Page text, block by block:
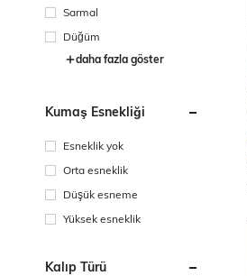
Sarmal
Düğüm
daha fazla göster
Kumaş Esnekliği
Esneklik yok
Orta esneklik
Düşük esneme
Yüksek esneklik
Kalıp Türü